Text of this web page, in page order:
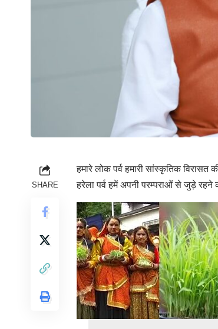
SHARE
हमारे लोक पर्व हमारी सांस्कृतिक विरासत
हरेला पर्व हमें अपनी परम्पराओं से जुड़े रहने